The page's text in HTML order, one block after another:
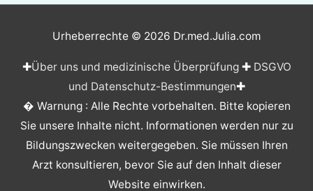
Urheberrechte © 2026 Dr.med.Julia.com
✚Über uns und medizinische Überprüfung✚ DSGVO
und Datenschutz-Bestimmungen✚
� Warnung : Alle Rechte vorbehalten. Bitte kopieren
Sie unsere Inhalte nicht. Informationen werden nur zu
Bildungszwecken weitergegeben. Sie müssen Ihren
Arzt konsultieren, bevor Sie auf den Inhalt dieser
Website einwirken.